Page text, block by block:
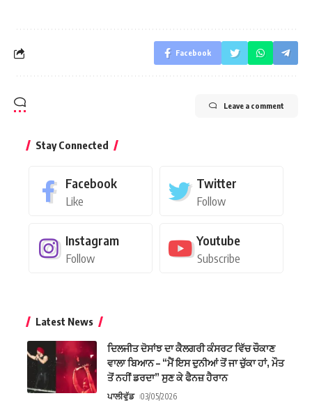
Facebook
Leave a comment
Stay Connected
Facebook
Like
Twitter
Follow
Instagram
Follow
Youtube
Subscribe
Latest News
ਦਿਲਜੀਤ ਦੋਸਾਂਝ ਦਾ ਕੈਲਗਰੀ ਕੰਸਰਟ ਵਿੱਚ ਚੌਕਾਣ
ਵਾਲਾ ਬਿਆਨ – “ਮੈਂ ਇਸ ਦੁਨੀਆਂ ਤੋਂ ਜਾ ਚੁੱਕਾ ਹਾਂ, ਮੌਤ
ਤੋਂ ਨਹੀਂ ਡਰਦਾ” ਸੁਣ ਕੇ ਫੈਨਜ਼ ਹੈਰਾਨ
ਪਾਲੀਵੁੱਡ 03/05/2026